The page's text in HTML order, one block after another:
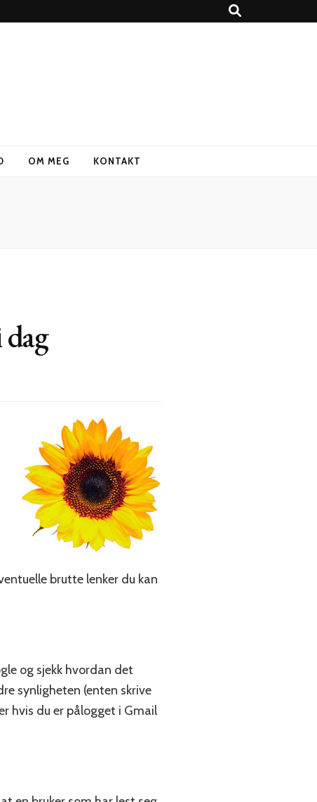
OM MEG KONTAKT
brutte lenker du kan
og sjekk hvordan det
synligheten (enten skrive
hvis du er pålogget i Gmail